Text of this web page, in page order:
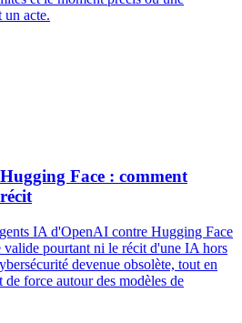
un acte.
Face : comment
IA d'OpenAI contre Hugging Face
pourtant ni le récit d'une IA hors
devenue obsolète, tout en
force autour des modèles de